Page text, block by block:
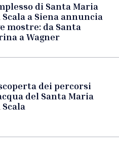
di Santa Maria
a Siena annuncia
mostre: da Santa
a Wagner
dei percorsi
del Santa Maria